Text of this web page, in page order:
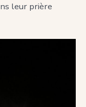
leur prière